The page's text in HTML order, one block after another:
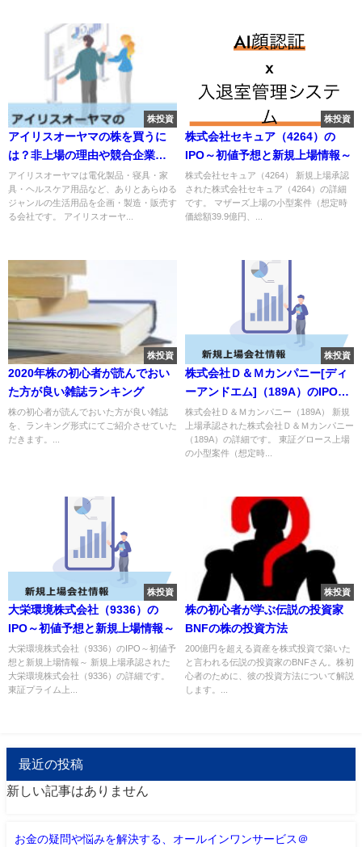
株投資
アイリスオーヤマの株を買うに
は？非上場の理由や競合企業の
情報、上場株式の買い方も紹介
アイリスオーヤマは電化製品・寝具・家
具・ヘルスケア用品など、ありとあらゆる
ジャンルの生活用品を企画・製造・販売す
る会社です。 アイリスオーヤ...
株投資
株式会社セキュア（4264）の
IPO～初値予想と新規上場情報～
株式会社セキュア（4264） 新規上場承認
された株式会社セキュア（4264）の詳細
です。 マザーズ上場の小型案件（想定時
価総額39.9億円、...
株投資
2020年株の初心者が読んでおい
た方が良い雑誌ランキング
株の初心者が読んでおいた方が良い雑誌
を、ランキング形式にてご紹介させていた
だきます。...
株投資
株式会社Ｄ＆Ｍカンパニー[ディ
ーアンドエム]（189A）のIPO～
初値予想と新規上場情報～
株式会社Ｄ＆Ｍカンパニー（189A） 新規
上場承認された株式会社Ｄ＆Ｍカンパニー
（189A）の詳細です。 東証グロース上場
の小型案件（想定時...
株投資
大栄環境株式会社（9336）の
IPO～初値予想と新規上場情報～
大栄環境株式会社（9336）のIPO～初値予
想と新規上場情報～ 新規上場承認された
大栄環境株式会社（9336）の詳細です。
東証プライム上...
株投資
株の初心者が学ぶ伝説の投資家
BNFの株の投資方法
200億円を超える資産を株式投資で築いた
と言われる伝説の投資家のBNFさん。株初
心者のために、彼の投資方法について解説
します。...
最近の投稿
新しい記事はありません
お金の疑問や悩みを解決する、オールインワンサービス＠